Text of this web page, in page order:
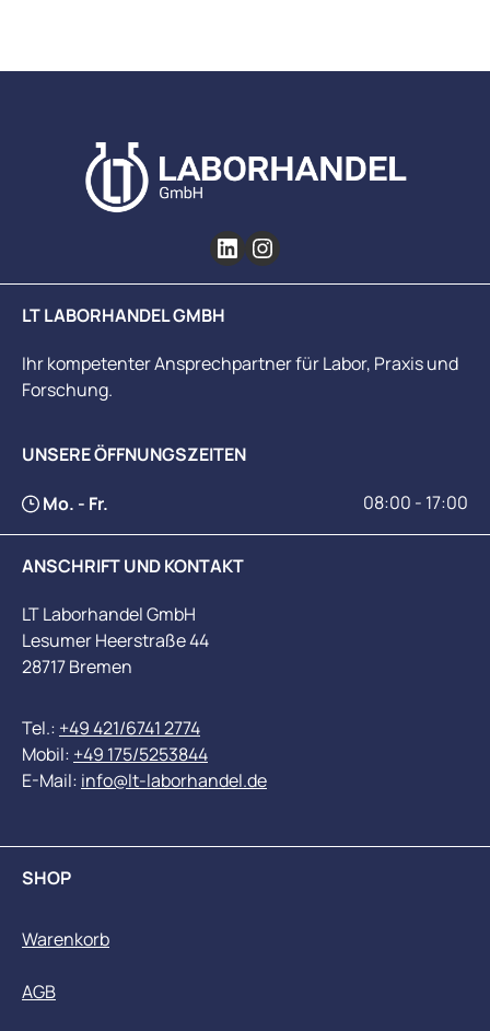
LT LABORHANDEL GMBH
Ihr kompetenter Ansprechpartner für Labor, Praxis und
Forschung.
UNSERE ÖFFNUNGSZEITEN
Mo. - Fr. 08:00 - 17:00
ANSCHRIFT UND KONTAKT
LT Laborhandel GmbH
Lesumer Heerstraße 44
28717 Bremen
Tel.: +49 421/6741 2774
Mobil: +49 175/5253844
E-Mail: info@lt-laborhandel.de
SHOP
Warenkorb
AGB